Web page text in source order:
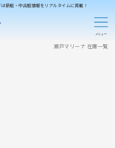
新艇・中古艇情報をリアルタイムに掲載！
瀬戸マリーナ 在庫一覧